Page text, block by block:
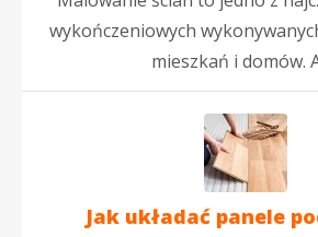
wykończeniowych
mieszkań i domów.
Jak układać panele